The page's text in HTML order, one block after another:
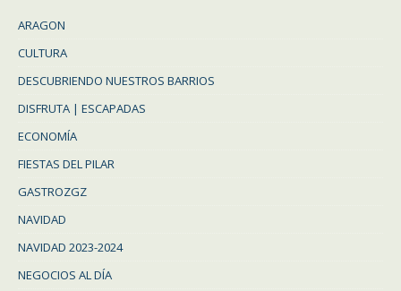
ARAGON
CULTURA
DESCUBRIENDO NUESTROS BARRIOS
DISFRUTA | ESCAPADAS
ECONOMÍA
FIESTAS DEL PILAR
GASTROZGZ
NAVIDAD
NAVIDAD 2023-2024
NEGOCIOS AL DÍA